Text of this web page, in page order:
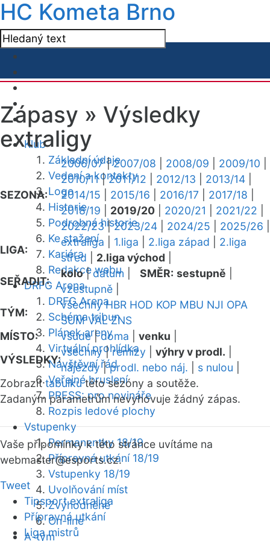
HC Kometa Brno
Klub
Základní údaje
Vedení a kontakty
Logo
Historie
Podrobná historie
Ke stažení
Kariéra
Redakce webu
DRFG Arena
DRFG Arena
Schéma tribun
Plánek areny
Virtuální prohlídka
Návštěvní řád
Veřejné bruslení
PRESS: pro novináře
Rozpis ledové plochy
Vstupenky
Permanentky 18/19
Přípravná utkání 18/19
Vstupenky 18/19
Uvolňování míst
Zvýhodněné
On-line
A-tým
Zápasy » Výsledky
extraligy
SEZONA:
2006/07|2007/08 2008/09 2009/10
2010/11|2011/12 2012/13 2013/14
2014/15
2015/16 2016/17 2017/18
2018/19
2019/20 2020/21 2021/22
2022/23|2023/24 2024/25 2025/26
LIGA:
extraliga 1.liga 2.liga západ
2.liga
střed
2.liga východ
SEŘADIT:
kolo|datum SMĚR: sestupně
vzestupně
TÝM:
všechny HBR HOD KOP MBU NJI OPA
SUM VAL ZNS
MÍSTO:
všude|doma venku
VÝSLEDKY:
všechny|remízy výhry v prodl.
nájezdy|prodl. nebo náj. s nulou
Zobrazittabulkutéto sezóny a soutěže.
Zadaným parametrům nevyhovuje žádný zápas.
Vaše připomínky k této stránce uvítáme na
webmaster@esports.cz.
Tweet
Tipsport extraliga
Přípravná utkání
Liga mistrů